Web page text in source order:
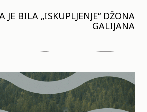
JE BILA „ISKUPLJENJE“ DŽONA
GALIJANA